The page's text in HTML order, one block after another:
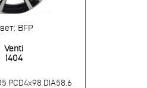
BFP
Venti
1404
PCD4x98 DIA58.6